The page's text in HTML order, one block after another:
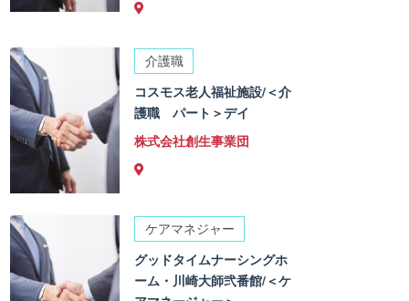
介護職
コスモス老人福祉施設/＜介
護職 パート＞デイ
株式会社創生事業団
ケアマネジャー
グッドタイムナーシングホ
ーム・川崎大師弐番館/＜ケ